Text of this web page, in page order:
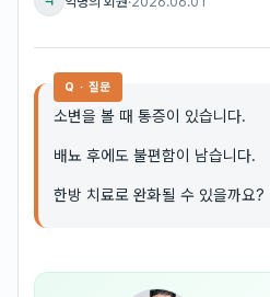
Q · 질문
소변을 볼 때 통증이 있습니다.
배뇨 후에도 불편함이 남습니다.
한방 치료로 완화될 수 있을까요?